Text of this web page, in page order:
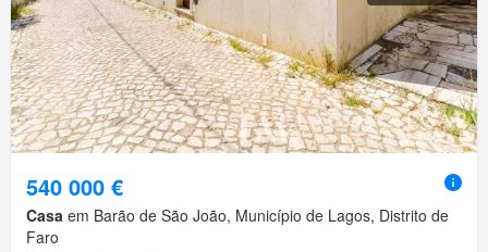
540 000 €
Casa em Barão de São João, Município de Lagos, Distrito de
Faro